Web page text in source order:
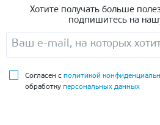
Хотите получать больше
подпишитесь на
Согласен с политикой
обработку персональных данных